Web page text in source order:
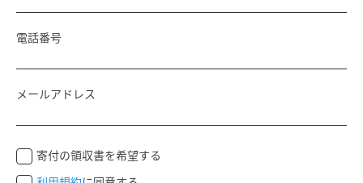
電話番号
メールアドレス
寄付の領収書を希望する